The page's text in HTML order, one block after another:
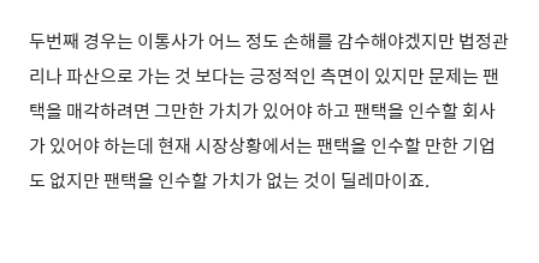
두번째 경우는 이통사가 어느 정도 손해를 감수해야겠지만 법정관
리나 파산으로 가는 것 보다는 긍정적인 측면이 있지만 문제는 팬
택을 매각하려면 그만한 가치가 있어야 하고 팬택을 인수할 회사
가 있어야 하는데 현재 시장상황에서는 팬택을 인수할 만한 기업
도 없지만 팬택을 인수할 가치가 없는 것이 딜레마이죠.